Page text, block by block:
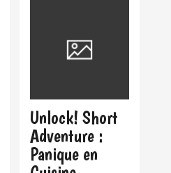
Unlock! Short
Adventure :
Panique en